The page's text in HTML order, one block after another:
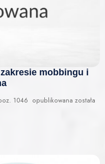
mobbingu i
1046 opublikowana została